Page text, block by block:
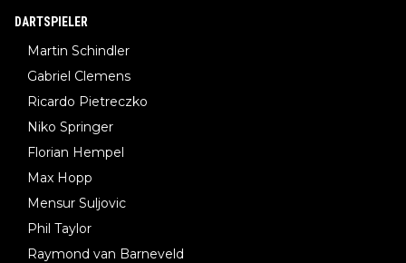
DARTSPIELER
Martin Schindler
Gabriel Clemens
Ricardo Pietreczko
Niko Springer
Florian Hempel
Max Hopp
Mensur Suljovic
Phil Taylor
Raymond van Barneveld